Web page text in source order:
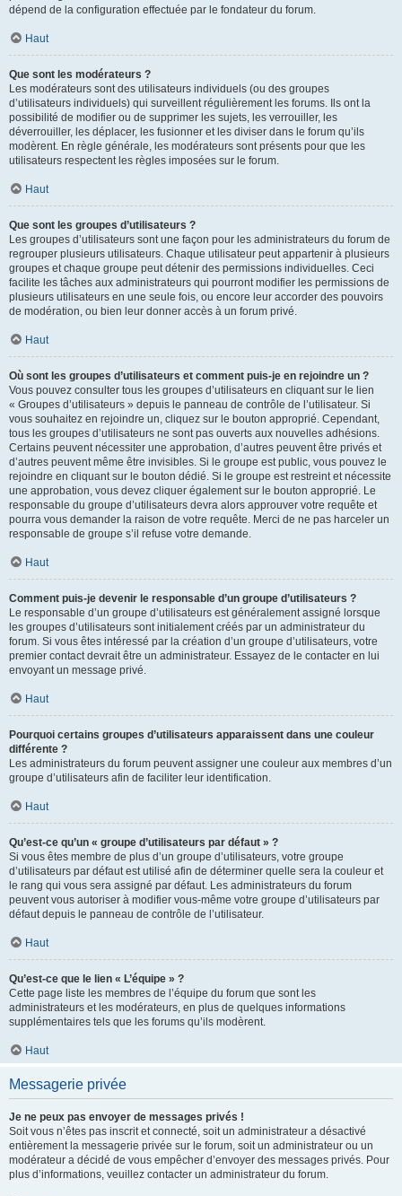
dépend de la configuration effectuée par le fondateur du forum.
Haut
Que sont les modérateurs ?
Les modérateurs sont des utilisateurs individuels (ou des groupes
d’utilisateurs individuels) qui surveillent régulièrement les forums. Ils ont la
possibilité de modifier ou de supprimer les sujets, les verrouiller, les
déverrouiller, les déplacer, les fusionner et les diviser dans le forum qu’ils
modèrent. En règle générale, les modérateurs sont présents pour que les
utilisateurs respectent les règles imposées sur le forum.
Haut
Que sont les groupes d’utilisateurs ?
Les groupes d’utilisateurs sont une façon pour les administrateurs du forum de
regrouper plusieurs utilisateurs. Chaque utilisateur peut appartenir à plusieurs
groupes et chaque groupe peut détenir des permissions individuelles. Ceci
facilite les tâches aux administrateurs qui pourront modifier les permissions de
plusieurs utilisateurs en une seule fois, ou encore leur accorder des pouvoirs
de modération, ou bien leur donner accès à un forum privé.
Haut
Où sont les groupes d’utilisateurs et comment puis-je en rejoindre un ?
Vous pouvez consulter tous les groupes d’utilisateurs en cliquant sur le lien
« Groupes d’utilisateurs » depuis le panneau de contrôle de l’utilisateur. Si
vous souhaitez en rejoindre un, cliquez sur le bouton approprié. Cependant,
tous les groupes d’utilisateurs ne sont pas ouverts aux nouvelles adhésions.
Certains peuvent nécessiter une approbation, d’autres peuvent être privés et
d’autres peuvent même être invisibles. Si le groupe est public, vous pouvez le
rejoindre en cliquant sur le bouton dédié. Si le groupe est restreint et nécessite
une approbation, vous devez cliquer également sur le bouton approprié. Le
responsable du groupe d’utilisateurs devra alors approuver votre requête et
pourra vous demander la raison de votre requête. Merci de ne pas harceler un
responsable de groupe s’il refuse votre demande.
Haut
Comment puis-je devenir le responsable d’un groupe d’utilisateurs ?
Le responsable d’un groupe d’utilisateurs est généralement assigné lorsque
les groupes d’utilisateurs sont initialement créés par un administrateur du
forum. Si vous êtes intéressé par la création d’un groupe d’utilisateurs, votre
premier contact devrait être un administrateur. Essayez de le contacter en lui
envoyant un message privé.
Haut
Pourquoi certains groupes d’utilisateurs apparaissent dans une couleur
différente ?
Les administrateurs du forum peuvent assigner une couleur aux membres d’un
groupe d’utilisateurs afin de faciliter leur identification.
Haut
Qu’est-ce qu’un « groupe d’utilisateurs par défaut » ?
Si vous êtes membre de plus d’un groupe d’utilisateurs, votre groupe
d’utilisateurs par défaut est utilisé afin de déterminer quelle sera la couleur et
le rang qui vous sera assigné par défaut. Les administrateurs du forum
peuvent vous autoriser à modifier vous-même votre groupe d’utilisateurs par
défaut depuis le panneau de contrôle de l’utilisateur.
Haut
Qu’est-ce que le lien « L’équipe » ?
Cette page liste les membres de l’équipe du forum que sont les
administrateurs et les modérateurs, en plus de quelques informations
supplémentaires tels que les forums qu’ils modèrent.
Haut
Messagerie privée
Je ne peux pas envoyer de messages privés !
Soit vous n’êtes pas inscrit et connecté, soit un administrateur a désactivé
entièrement la messagerie privée sur le forum, soit un administrateur ou un
modérateur a décidé de vous empêcher d’envoyer des messages privés. Pour
plus d’informations, veuillez contacter un administrateur du forum.